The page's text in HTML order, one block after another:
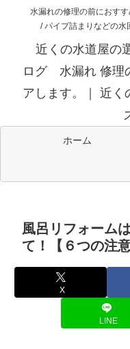
水漏れの修理の前におす
/ パイプ詰まりなどの
近くの水道屋の
ログ 水漏れ 修理
アします。｜ 近く
ホーム
風呂リフォーム
て！【６つの注
X
LINE